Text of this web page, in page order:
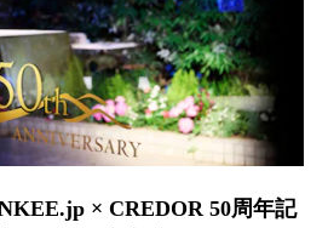
× CREDOR 50周年記